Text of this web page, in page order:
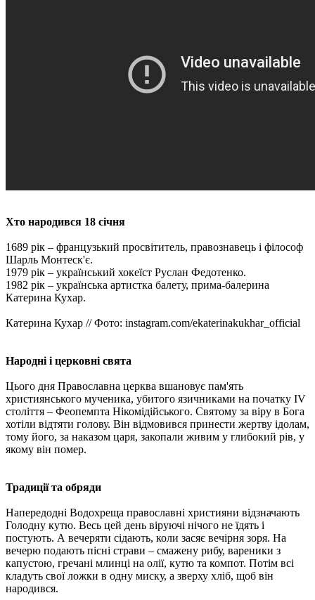
Хто народився 18 січня
1689 рік – французький просвітитель, правознавець і філософ
Шарль Монтеск'є.
1979 рік – український хокеїст Руслан Федотенко.
1982 рік – українська артистка балету, прима-балерина
Катерина Кухар.
Катерина Кухар // Фото: instagram.com/ekaterinakukhar_official
Народні і церковні свята
Цього дня Православна церква вшановує пам'ять
християнського мученика, убитого язичниками на початку IV
століття – Феопемпта Нікомідійського. Святому за віру в Бога
хотіли відтяти голову. Він відмовився принести жертву ідолам,
тому його, за наказом царя, закопали живим у глибокий рів, у
якому він помер.
Традиції та обряди
Напередодні Водохреща православні християни відзначають
Голодну кутю. Весь цей день віруючі нічого не їдять і
постують. А вечеряти сідають, коли засяє вечірня зоря. На
вечерю подають пісні страви – смажену рибу, вареники з
капустою, гречані млинці на олії, кутю та компот. Потім всі
кладуть свої ложки в одну миску, а зверху хліб, щоб він
народився.